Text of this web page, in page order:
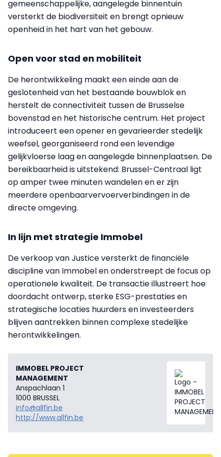
gemeenschappelijke, aangelegde binnentuin
versterkt de biodiversiteit en brengt opnieuw
openheid in het hart van het gebouw.
Open voor stad en mobiliteit
De herontwikkeling maakt een einde aan de
geslotenheid van het bestaande bouwblok en
herstelt de connectiviteit tussen de Brusselse
bovenstad en het historische centrum. Het project
introduceert een opener en gevarieerder stedelijk
weefsel, georganiseerd rond een levendige
gelijkvloerse laag en aangelegde binnenplaatsen. De
bereikbaarheid is uitstekend: Brussel-Centraal ligt
op amper twee minuten wandelen en er zijn
meerdere openbaarvervoerverbindingen in de
directe omgeving.
In lijn met strategie Immobel
De verkoop van Justice versterkt de financiële
discipline van Immobel en onderstreept de focus op
operationele kwaliteit. De transactie illustreert hoe
doordacht ontwerp, sterke ESG-prestaties en
strategische locaties huurders en investeerders
blijven aantrekken binnen complexe stedelijke
herontwikkelingen.
IMMOBEL PROJECT
MANAGEMENT
Anspachlaan 1
1000 BRUSSEL
info@allfin.be
http://www.allfin.be